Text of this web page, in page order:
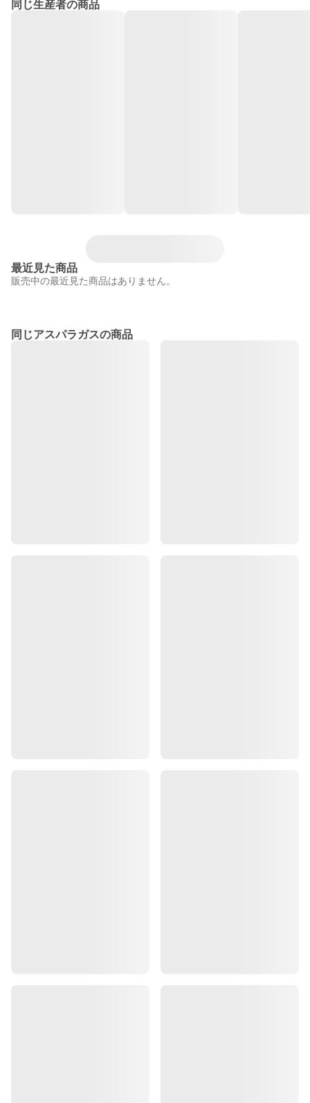
同じ生産者の商品
最近見た商品
販売中の最近見た商品はありません。
同じアスパラガスの商品